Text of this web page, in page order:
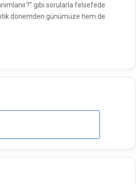
gibi sorularla felsefede
dönemden günümüze hem de